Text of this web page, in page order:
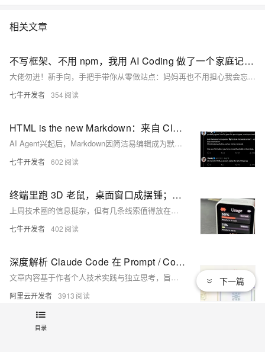
目录
相关文章
不写框架、不用 npm，我用 AI Coding 做了一个家庭记忆站
大佬勿进！新手向，手把手带你从零做站点：妈妈再也不用担心我会忘记和她之间的温馨小故事了。
七牛开发者 354
HTML is the new Markdown：来自 Claude Code 团队的实践
AI Agent兴起后，Markdown因简洁易编辑成为默认输出格式。但Anthropic工程师Thariq提出：HTML正成为“新Markdown”——它通过CSS、交互元素、图表与响应式布局，显著提升信息密度与可读性，更适合PR评审、设计原型、技术报告等复杂场景。业界共识渐明：Markdown适合作为AI与开发者的轻量底稿，HTML则担当面向人类的展示与协作层。
七牛开发者 602
终端里跑 3D 老鼠，桌面窗口成摆锤；AI 大佬新公司估值百亿起
上周技术圈的信息挺杂，但有几条线索值得放在一起看。 一边，AI 产品继续往具体工作流里走：Claude Code 开始支持 Agent View，OpenAI 把 Codex 带到移动端；另一边，开发者社区继续整活：有人给 Claude Code 做实体旋钮，有人做 Claude 用量桌面仪表盘，还有人把终端做成能显示 3D 老鼠的玩具。
七牛开发者 402
深度解析 Claude Code 在 Prompt / Context / Harness 的设计与实践
文章内容基于作者个人技术实践与独立思考，旨在分享经验，仅代表个人观点。
阿里云开发者 3913
下一篇